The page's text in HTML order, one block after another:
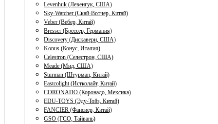
Levenhuk (Левенгук, США)
Sky-Watcher (Скай-Вотчер, Китай)
Veber (Вебер, Китай)
Bresser (Брессер, Германия)
Discovery (Дискавери, США)
Konus (Конус, Италия)
Celestron (Селестрон, США)
Meade (Мид, США)
Sturman (Штурман, Китай)
Eastcolight (Истколайт, Китай)
CORONADO (Коронадо, Мексика)
EDU-TOYS (Эду-Тойз, Китай)
FANCIER (Фансиер, Китай)
GSO (ГСО, Тайвань)